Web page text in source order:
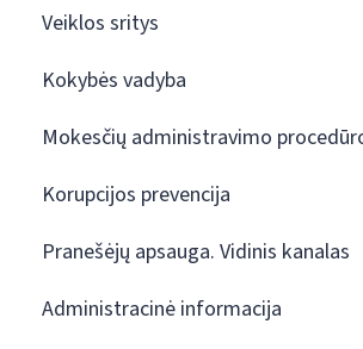
Veiklos sritys
Kokybės vadyba
Mokesčių administravimo
Korupcijos prevencija
Pranešėjų apsauga. Vidinis kanalas
Administracinė informacija